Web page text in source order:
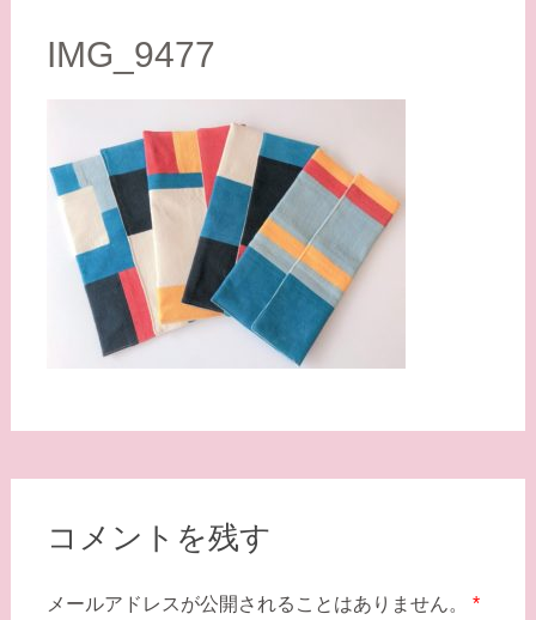
IMG_9477
コメントを残す
メールアドレスが公開されることはありません。
*